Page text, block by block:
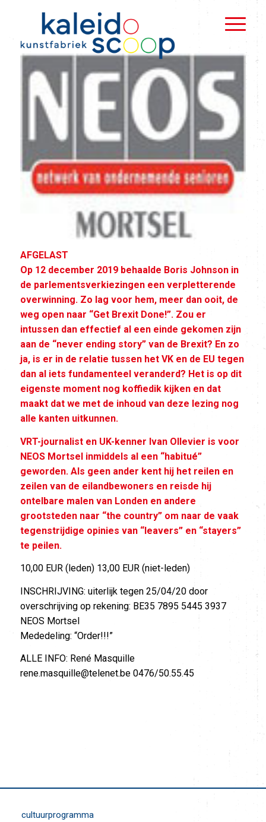
AFGELAST
Op 12 december 2019 behaalde Boris Johnson in
de parlementsverkiezingen een verpletterende
overwinning. Zo lag voor hem, meer dan ooit, de
weg open naar “Get Brexit Done!”. Zou er
intussen dan effectief al een einde gekomen zijn
aan de “never ending story” van de Brexit? En zo
ja, is er in de relatie tussen het VK en de EU tegen
dan al iets fundamenteel veranderd? Het is op dit
eigenste moment nog koffiedik kijken en dat
maakt dat we met de inhoud van deze lezing nog
alle kanten uitkunnen.
VRT-journalist en UK-kenner Ivan Ollevier is voor
NEOS Mortsel inmiddels al een “habitué”
geworden. Als geen ander kent hij het reilen en
zeilen van de eilandbewoners en reisde hij
ontelbare malen van Londen en andere
grootsteden naar “the country” om naar de vaak
tegenstrijdige opinies van “leavers” en “stayers”
te peilen.
10,00 EUR (leden) 13,00 EUR (niet-leden)
INSCHRIJVING: uiterlijk tegen 25/04/20 door
overschrijving op rekening: BE35 7895 5445 3937
NEOS Mortsel
Mededeling: “Order!!!”
ALLE INFO: René Masquille
rene.masquille@telenet.be 0476/50.55.45
cultuurprogramma